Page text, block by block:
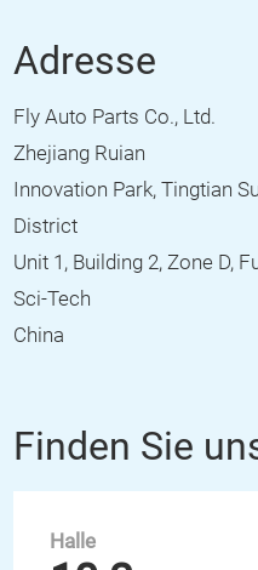
Adresse
Fly Auto Parts Co., Ltd.
Zhejiang Ruian
Innovation Park, Tingtian
District
Unit 1, Building 2, Zone D,
Sci-Tech
China
Finden Sie
Halle